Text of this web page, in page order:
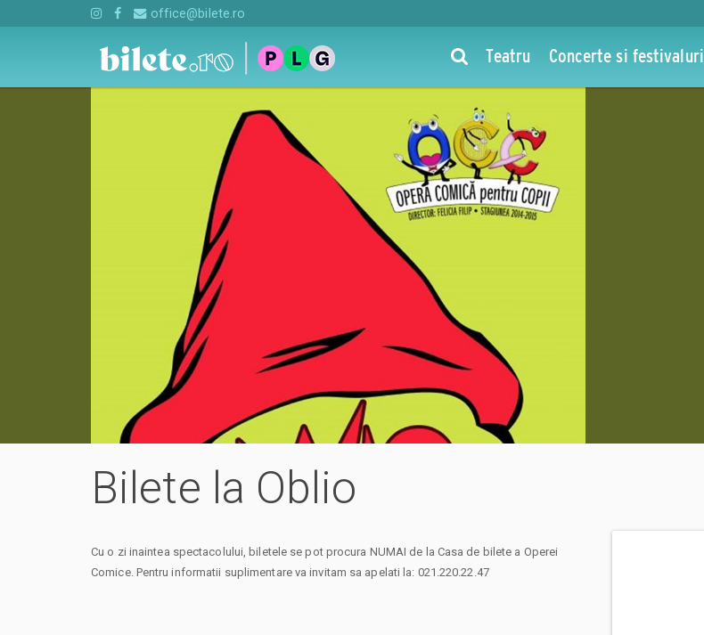
office@bilete.ro
Teatru Concerte si festivaluri
Bilete la Oblio
Cu o zi inaintea spectacolului, biletele se pot procura NUMAI de la Casa de bilete a Operei
Comice. Pentru informatii suplimentare va invitam sa apelati la: 021.220.22.47